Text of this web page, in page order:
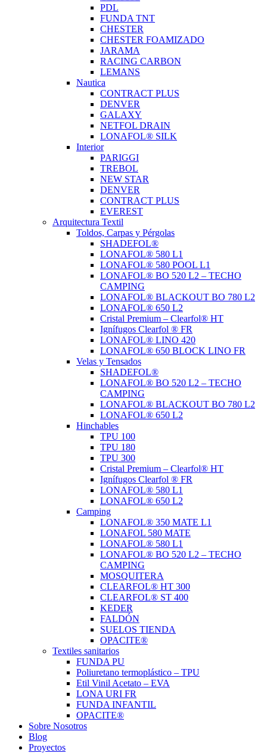
PDL
FUNDA TNT
CHESTER
CHESTER FOAMIZADO
JARAMA
RACING CARBON
LEMANS
Nautica
CONTRACT PLUS
DENVER
GALAXY
NETFOL DRAIN
LONAFOL® SILK
Interior
PARIGGI
TREBOL
NEW STAR
DENVER
CONTRACT PLUS
EVEREST
Arquitectura Textil
Toldos, Carpas y Pérgolas
SHADEFOL®
LONAFOL® 580 L1
LONAFOL® 580 POOL L1
LONAFOL® BO 520 L2 – TECHO
CAMPING
LONAFOL® BLACKOUT BO 780 L2
LONAFOL® 650 L2
Cristal Premium – Clearfol® HT
Ignífugos Clearfol ® FR
LONAFOL® LINO 420
LONAFOL® 650 BLOCK LINO FR
Velas y Tensados
SHADEFOL®
LONAFOL® BO 520 L2 – TECHO
CAMPING
LONAFOL® BLACKOUT BO 780 L2
LONAFOL® 650 L2
Hinchables
TPU 100
TPU 180
TPU 300
Cristal Premium – Clearfol® HT
Ignífugos Clearfol ® FR
LONAFOL® 580 L1
LONAFOL® 650 L2
Camping
LONAFOL® 350 MATE L1
LONAFOL 580 MATE
LONAFOL® 580 L1
LONAFOL® BO 520 L2 – TECHO
CAMPING
MOSQUITERA
CLEARFOL® HT 300
CLEARFOL® ST 400
KEDER
FALDÓN
SUELOS TIENDA
OPACITE®
Textiles sanitarios
FUNDA PU
Poliuretano termoplástico – TPU
Etil Vinil Acetato – EVA
LONA URI FR
FUNDA INFANTIL
OPACITE®
Sobre Nosotros
Blog
Proyectos